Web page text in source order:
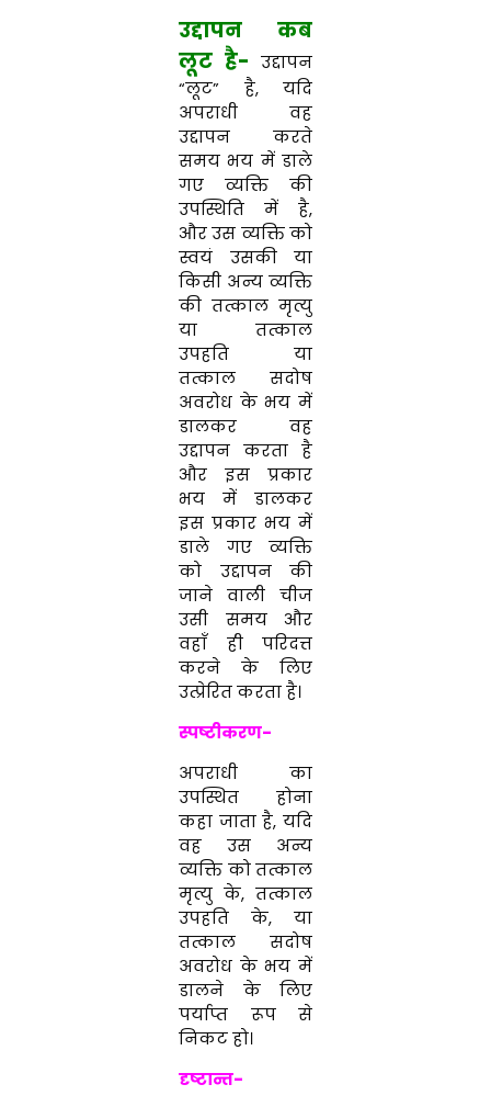
उद्दापन कब
लूट है- उद्दापन
“लूट” है,यदि
अपराधी वह
उद्दापन करते
समय भय में डाले
गए व्यक्ति की
उपस्थिति में है,
और उस व्यक्ति को
स्वयं उसकी या
किसी अन्य व्यक्ति
की तत्काल मृत्यु
या तत्काल
उपहति या
तत्काल सदोष
अवरोध के भय में
डालकर वह
उद्दापन करता है
और इस प्रकार
भय में डालकर
इस प्रकार भय में
डाले गए व्यक्ति
को उद्दापन की
जाने वाली चीज
उसी समय और
वहाँ ही परिदत्त
करने के लिए
उत्प्रेरित करता है।
स्पष्टीकरण-
अपराधी का
उपस्थित होना
कहा जाता है, यदि
वह उस अन्य
व्यक्ति को तत्काल
मृत्यु के, तत्काल
उपहति के, या
तत्काल सदोष
अवरोध के भय में
डालने के लिए
पर्याप्त रूप से
निकट हो।
दृष्टान्त-